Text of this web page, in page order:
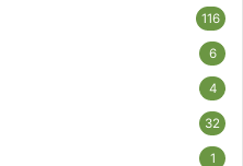
116
6
4
32
1